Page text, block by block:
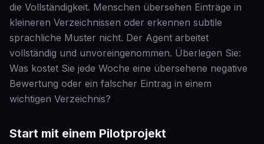
die Vollständigkeit. Menschen übersehen Einträge in
kleineren Verzeichnissen oder erkennen subtile
sprachliche Muster nicht. Der Agent arbeitet
vollständig und unvoreingenommen. Überlegen Sie:
Was kostet Sie jede Woche eine übersehene negative
Bewertung oder ein falscher Eintrag in einem
wichtigen Verzeichnis?
Start mit einem Pilotprojekt